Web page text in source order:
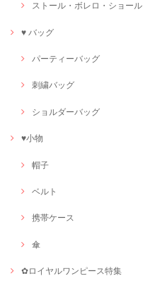
ストール・ボレロ・ショール
♥ バッグ
パーティーバッグ
刺繍バッグ
ショルダーバッグ
♥小物
帽子
ベルト
携帯ケース
傘
✿ロイヤルワンピース特集